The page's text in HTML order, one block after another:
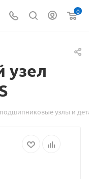
0
узел
узлы и